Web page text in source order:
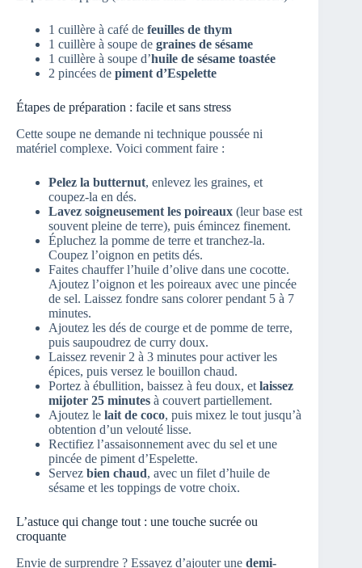
1 cuillère à café de feuilles de thym
1 cuillère à soupe de graines de sésame
1 cuillère à soupe d’huile de sésame toastée
2 pincées de piment d’Espelette
Étapes de préparation : facile et sans stress
Cette soupe ne demande ni technique poussée ni
matériel complexe. Voici comment faire :
Pelez la butternut, enlevez les graines, et
coupez-la en dés.
Lavez soigneusement les poireaux (leur base est
souvent pleine de terre), puis émincez finement.
Épluchez la pomme de terre et tranchez-la.
Coupez l’oignon en petits dés.
Faites chauffer l’huile d’olive dans une cocotte.
Ajoutez l’oignon et les poireaux avec une pincée
de sel. Laissez fondre sans colorer pendant 5 à 7
minutes.
Ajoutez les dés de courge et de pomme de terre,
puis saupoudrez de curry doux.
Laissez revenir 2 à 3 minutes pour activer les
épices, puis versez le bouillon chaud.
Portez à ébullition, baissez à feu doux, et laissez
mijoter 25 minutes à couvert partiellement.
Ajoutez le lait de coco, puis mixez le tout jusqu’à
obtention d’un velouté lisse.
Rectifiez l’assaisonnement avec du sel et une
pincée de piment d’Espelette.
Servez bien chaud, avec un filet d’huile de
sésame et les toppings de votre choix.
L’astuce qui change tout : une touche sucrée ou
croquante
Envie de surprendre ? Essayez d’ajouter une demi-